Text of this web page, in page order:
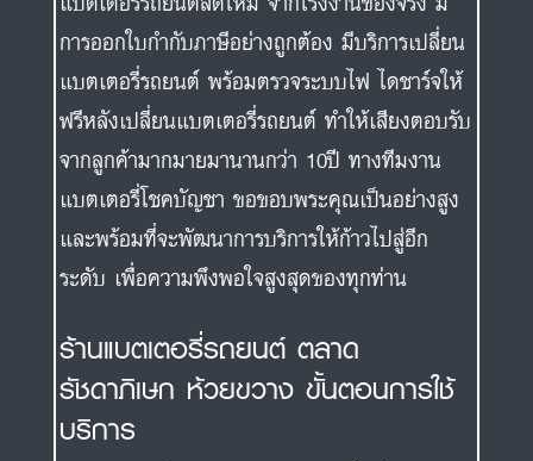
การออกใบกำกับภาษีอย่างถูกต้อง มีบริการเปลี่ยน
แบตเตอรี่รถยนต์ พร้อมตรวจระบบไฟ ไดชาร์จให้
ฟรีหลังเปลี่ยนแบตเตอรี่รถยนต์ ทำให้เสียงตอบรับ
จากลูกค้ามากมายมานานกว่า 10ปี ทางทีมงาน
แบตเตอรี่โชคบัญชา ขอขอบพระคุณเป็นอย่างสูง
และพร้อมที่จะพัฒนาการบริการให้ก้าวไปสู่อีก
ระดับ เพื่อความพึงพอใจสูงสุดของทุกท่าน
ร้านแบตเตอรี่รถยนต์ ตลาด
รัชดาภิเษก ห้วยขวาง ขั้นตอนการใช้
บริการ